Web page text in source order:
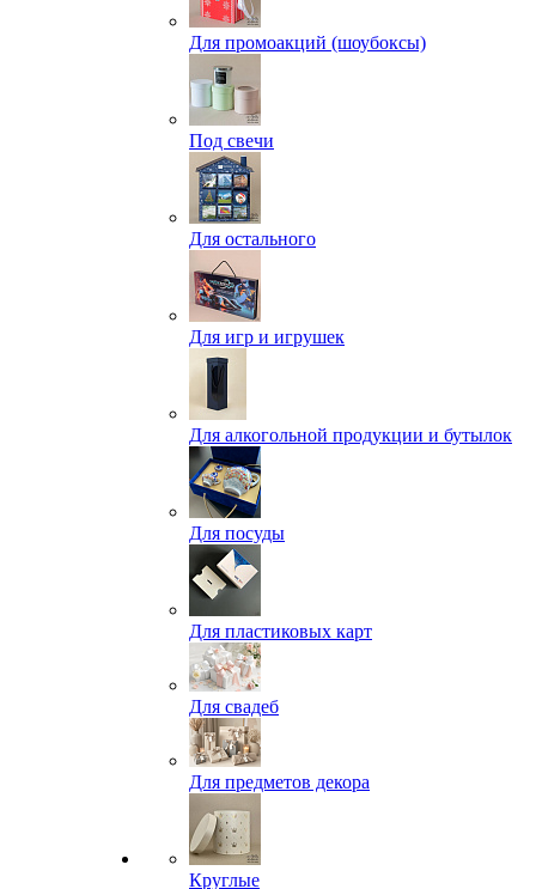
Для промоакций (шоубоксы)
Под свечи
Для остального
Для игр и игрушек
Для алкогольной продукции и бутылок
Для посуды
Для пластиковых карт
Для свадеб
Для предметов декора
Круглые